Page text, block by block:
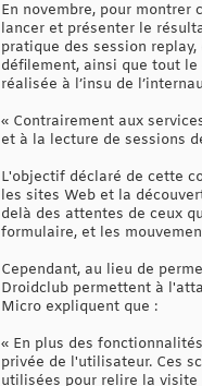
En novembre, pour
lancer et présenter le
pratique des session
défilement, ainsi que tout
réalisée à l’insu de
« Contrairement aux
et à la lecture de sessions
L'objectif déclaré de cette
les sites Web et la
delà des attentes de ceux
formulaire, et les
Cependant, au lieu de
Droidclub permettent à
Micro expliquent que :
« En plus des
privée de l'utilisateur. Ces
utilisées pour relire la